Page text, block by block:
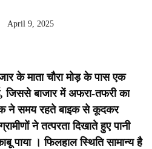
April 9, 2025
के माता चौरा मोड़ के पास एक
बाजार में अफरा-तफरी का
ने समय रहते बाइक से कूदकर
ने तत्परता दिखाते हुए पानी
पाया । फिलहाल स्थिति सामान्य है